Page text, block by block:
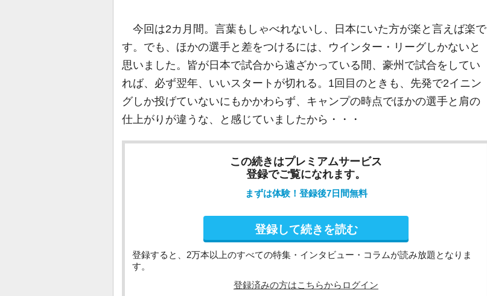
今回は2カ月間。言葉もしゃべれないし、日本にいた方が楽と言えば楽で
す。でも、ほかの選手と差をつけるには、ウインター・リーグしかないと
思いました。皆が日本で試合から遠ざかっている間、豪州で試合をしてい
れば、必ず翌年、いいスタートが切れる。1回目のときも、先発で2イニン
グしか投げていないにもかかわらず、キャンプの時点でほかの選手と肩の
仕上がりが違うな、と感じていましたから・・・
この続きはプレミアムサービス
登録でご覧になれます。
まずは体験！登録後7日間無料
登録して続きを読む
登録すると、2万本以上のすべての特集・インタビュー・コラムが読み放題となりま
す。
登録済みの方はこちらからログイン